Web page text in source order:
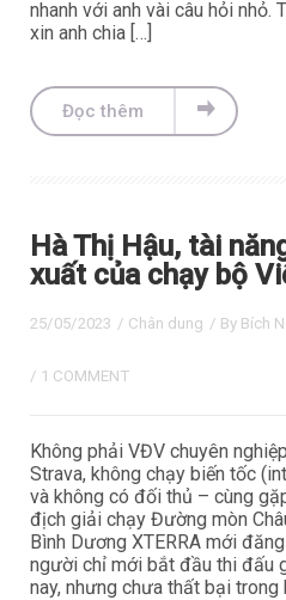
nhanh với anh vài câu hỏi nhỏ.
xin anh chia […]
Đọc thêm
Hà Thị Hậu, tài
xuất của chạy bộ
25/05/2023 / Chân dung / By Bích
/ 1 COMMENT
Không phải VĐV chuyên
Strava, không chạy biến tốc
và không có đối thủ – cùng
địch giải chạy Đường mòn
Bình Dương XTERRA mới
người chỉ mới bắt đầu thi đấu
nay, nhưng chưa thất bại trong